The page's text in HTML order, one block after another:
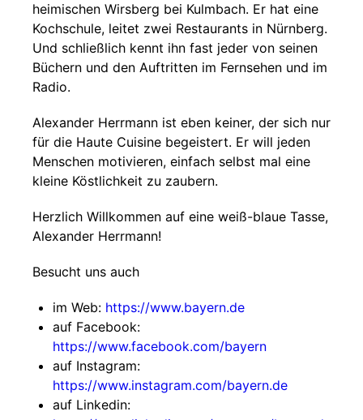
heimischen Wirsberg bei Kulmbach. Er hat eine
Kochschule, leitet zwei Restaurants in Nürnberg.
Und schließlich kennt ihn fast jeder von seinen
Büchern und den Auftritten im Fernsehen und im
Radio.
Alexander Herrmann ist eben keiner, der sich nur
für die Haute Cuisine begeistert. Er will jeden
Menschen motivieren, einfach selbst mal eine
kleine Köstlichkeit zu zaubern.
Herzlich Willkommen auf eine weiß-blaue Tasse,
Alexander Herrmann!
Besucht uns auch
im Web: https://www.bayern.de
auf Facebook:
https://www.facebook.com/bayern
auf Instagram:
https://www.instagram.com/bayern.de
auf Linkedin: